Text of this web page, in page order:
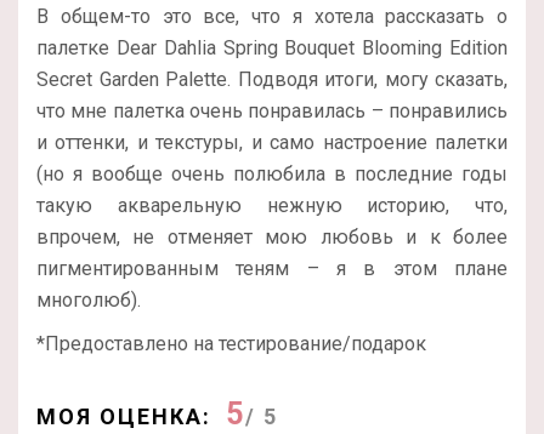
В общем-то это все, что я хотела рассказать о
палетке Dear Dahlia Spring Bouquet Blooming Edition
Secret Garden Palette. Подводя итоги, могу сказать,
что мне палетка очень понравилась – понравились
и оттенки, и текстуры, и само настроение палетки
(но я вообще очень полюбила в последние годы
такую акварельную нежную историю, что,
впрочем, не отменяет мою любовь и к более
пигментированным теням – я в этом плане
многолюб).
*Предоставлено на тестирование/подарок
МОЯ ОЦЕНКА: 5/ 5